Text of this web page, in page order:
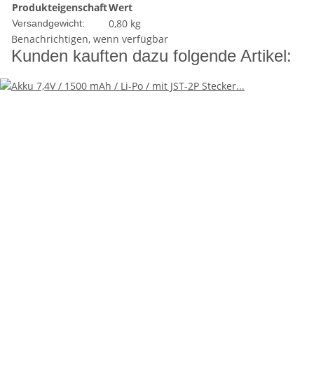
ProdukteigenschaftWert
Versandgewicht:
0,80 kg
Benachrichtigen, wenn verfügbar
Kunden kauften dazu folgende Artikel: